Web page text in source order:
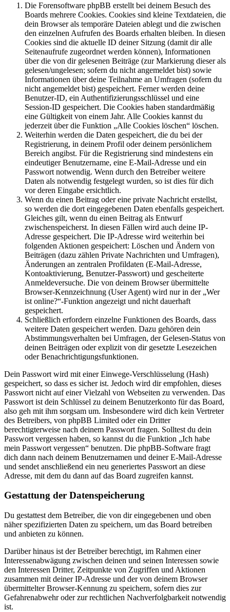
Die Forensoftware phpBB erstellt bei deinem Besuch des
Boards mehrere Cookies. Cookies sind kleine Textdateien, die
dein Browser als temporäre Dateien ablegt und die zwischen
den einzelnen Aufrufen des Boards erhalten bleiben. In diesen
Cookies sind die aktuelle ID deiner Sitzung (damit dir alle
Seitenaufrufe zugeordnet werden können), Informationen
über die von dir gelesenen Beiträge (zur Markierung dieser als
gelesen/ungelesen; sofern du nicht angemeldet bist) sowie
Informationen über deine Teilnahme an Umfragen (sofern du
nicht angemeldet bist) gespeichert. Ferner werden deine
Benutzer-ID, ein Authentifizierungsschlüssel und eine
Session-ID gespeichert. Die Cookies haben standardmäßig
eine Gültigkeit von einem Jahr. Alle Cookies kannst du
jederzeit über die Funktion „Alle Cookies löschen“ löschen.
Weiterhin werden die Daten gespeichert, die du bei der
Registrierung, in deinem Profil oder deinem persönlichem
Bereich angibst. Für die Registrierung sind mindestens ein
eindeutiger Benutzername, eine E-Mail-Adresse und ein
Passwort notwendig. Wenn durch den Betreiber weitere
Daten als notwendig festgelegt wurden, so ist dies für dich
vor deren Eingabe ersichtlich.
Wenn du einen Beitrag oder eine private Nachricht erstellst,
so werden die dort eingegebenen Daten ebenfalls gespeichert.
Gleiches gilt, wenn du einen Beitrag als Entwurf
zwischenspeicherst. In diesen Fällen wird auch deine IP-
Adresse gespeichert. Die IP-Adresse wird weiterhin bei
folgenden Aktionen gespeichert: Löschen und Ändern von
Beiträgen (dazu zählen Private Nachrichten und Umfragen),
Änderungen an zentralen Profildaten (E-Mail-Adresse,
Kontoaktivierung, Benutzer-Passwort) und gescheiterte
Anmeldeversuche. Die von deinem Browser übermittelte
Browser-Kennzeichnung (User Agent) wird nur in der „Wer
ist online?“-Funktion angezeigt und nicht dauerhaft
gespeichert.
Schließlich erfordern einzelne Funktionen des Boards, dass
weitere Daten gespeichert werden. Dazu gehören dein
Abstimmungsverhalten bei Umfragen, der Gelesen-Status von
deinen Beiträgen oder explizit von dir gesetzte Lesezeichen
oder Benachrichtigungsfunktionen.
Dein Passwort wird mit einer Einwege-Verschlüsselung (Hash)
gespeichert, so dass es sicher ist. Jedoch wird dir empfohlen, dieses
Passwort nicht auf einer Vielzahl von Webseiten zu verwenden. Das
Passwort ist dein Schlüssel zu deinem Benutzerkonto für das Board,
also geh mit ihm sorgsam um. Insbesondere wird dich kein Vertreter
des Betreibers, von phpBB Limited oder ein Dritter
berechtigterweise nach deinem Passwort fragen. Solltest du dein
Passwort vergessen haben, so kannst du die Funktion „Ich habe
mein Passwort vergessen“ benutzen. Die phpBB-Software fragt
dich dann nach deinem Benutzernamen und deiner E-Mail-Adresse
und sendet anschließend ein neu generiertes Passwort an diese
Adresse, mit dem du dann auf das Board zugreifen kannst.
Gestattung der Datenspeicherung
Du gestattest dem Betreiber, die von dir eingegebenen und oben
näher spezifizierten Daten zu speichern, um das Board betreiben
und anbieten zu können.
Darüber hinaus ist der Betreiber berechtigt, im Rahmen einer
Interessenabwägung zwischen deinen und seinen Interessen sowie
den Interessen Dritter, Zeitpunkte von Zugriffen und Aktionen
zusammen mit deiner IP-Adresse und der von deinem Browser
übermittelter Browser-Kennung zu speichern, sofern dies zur
Gefahrenabwehr oder zur rechtlichen Nachverfolgbarkeit notwendig
ist.